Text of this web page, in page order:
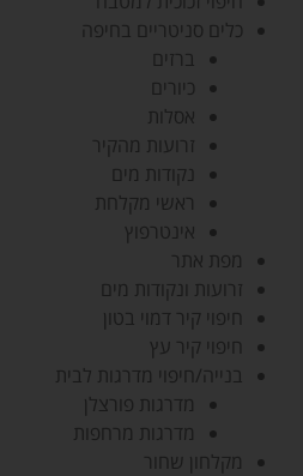
כלים סניטריים בחיפה
ברזים
כיורים
אסלות
זרועות מהקיר
נקודות מים
ראשי מקלחת
אינטרפוץ
מפת אתר
זרועות ונקודות מים
חיפוי קיר דמוי בטון
חיפוי קיר עץ
בנייה/חיפוי מדרגות לבית
מדרגות פורצלן
מדרגות מרחפות
מקלחון שחור